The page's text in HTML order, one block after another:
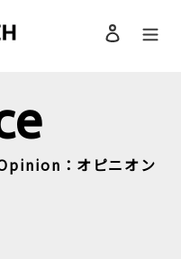
検索
ログイン
：オピニオン